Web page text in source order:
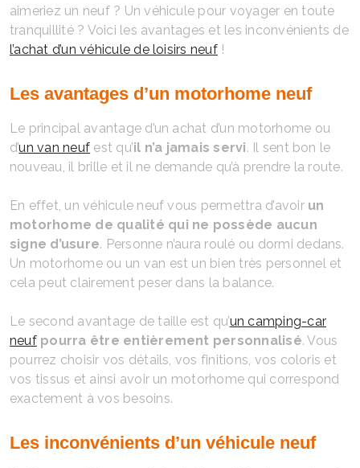
aimeriez un neuf ? Un véhicule pour voyager en toute
tranquillité ? Voici les avantages et les inconvénients de
l’achat d’un véhicule de loisirs neuf!
Les avantages d’un motorhome neuf
Le principal avantage d’un achat d’un motorhome ou
d’un van neuf est qu’il n’a jamais servi. Il sent bon le
nouveau, il brille et il ne demande qu’à prendre la route.
En effet, un véhicule neuf vous permettra d’avoir un
motorhome de qualité qui ne possède aucun
signe d’usure. Personne n’aura roulé ou dormi dedans.
Un motorhome ou un van est un bien très personnel et
cela peut clairement peser dans la balance.
Le second avantage de taille est qu’un camping-car
neufpourra être entièrement personnalisé. Vous
pourrez choisir vos détails, vos finitions, vos coloris et
vos tissus et ainsi avoir un motorhome qui correspond
exactement à vos besoins.
Les inconvénients d’un véhicule neuf